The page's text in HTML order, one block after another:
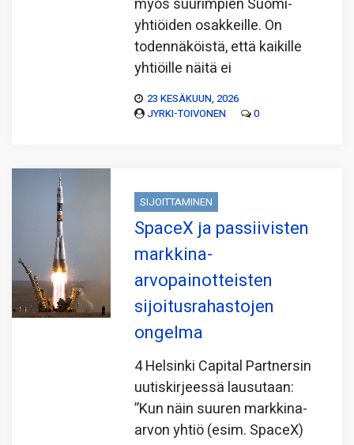
myös suurimpien Suomi-
yhtiöiden osakkeille. On
todennäköistä, että kaikille
yhtiöille näitä ei
23 KESÄKUUN, 2026
JYRKI-TOIVONEN
0
SIJOITTAMINEN
SpaceX ja passiivisten
markkina-
arvopainotteisten
sijoitusrahastojen
ongelma
4 Helsinki Capital Partnersin
uutiskirjeessä lausutaan:
”Kun näin suuren markkina-
arvon yhtiö (esim. SpaceX)